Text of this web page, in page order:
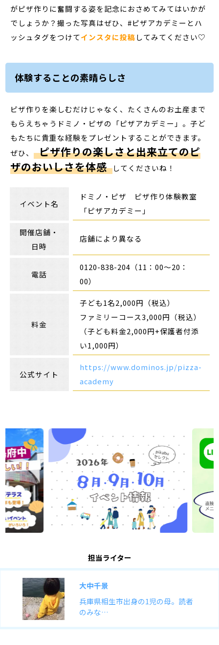
がピザ作りに奮闘する姿を記念におさめてみてはいかが
でしょうか？撮った写真はぜひ、#ピザアカデミーとハ
ッシュタグをつけてインスタに投稿 してみてください♡
体験することの素晴らしさ
ピザ作りを楽しむだけじゃなく、たくさんのお土産まで
もらえちゃうドミノ・ピザの「ピザアカデミー」。子ど
もたちに貴重な経験をプレゼントすることができます。
ぜひ、 ピザ作りの楽しさと出来立てのピ
ザのおいしさを体感 してくださいね！
イベント名
ドミノ・ピザ ピザ作り体験教室
「ピザアカデミー」
開催店舗・
日時
店舗により異なる
電話
0120-838-204（11：00～20：
00）
料金
子ども1名2,000円（税込）
ファミリーコース3,000円（税込）
（子ども料金2,000円+保護者付添
い1,000円）
公式サイト
https://www.dominos.jp/pizza-
academy
担当ライター
大中千景
兵庫県相生市出身の1児の母。読者
のみな…